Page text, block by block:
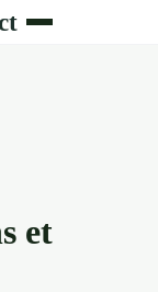
et